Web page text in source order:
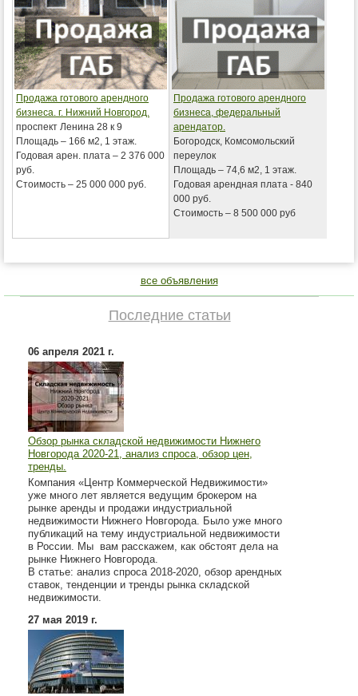
Продажа готового арендного
бизнеса. г. Нижний Новгород.
проспект Ленина 28 к 9
Площадь – 166 м2, 1 этаж.
Годовая арен. плата – 2 376 000
руб.
Стоимость – 25 000 000 руб.
Продажа готового арендного
бизнеса, федеральный
арендатор.
Богородск, Комсомольский
переулок
Площадь – 74,6 м2, 1 этаж.
Годовая арендная плата - 840
000 руб.
Стоимость – 8 500 000 руб
все объявления
Последние статьи
06 апреля 2021 г.
Обзор рынка складской недвижимости Нижнего
Новгорода 2020-21, анализ спроса, обзор цен,
тренды.
Компания «Центр Коммерческой Недвижимости»
уже много лет является ведущим брокером на
рынке аренды и продажи индустриальной
недвижимости Нижнего Новгорода. Было уже много
публикаций на тему индустриальной недвижимости
в России. Мы вам расскажем, как обстоят дела на
рынке Нижнего Новгорода.
В статье: анализ спроса 2018-2020, обзор арендных
ставок, тенденции и тренды рынка складской
недвижимости.
27 мая 2019 г.